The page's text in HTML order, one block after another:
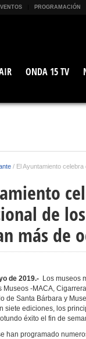
PROGRAMACIÓN
ONDA 15 TV
/ El Ayuntamiento
de
más de
de 2019.- Los museos
Museos -MACA,
de Santa Bárbara y
siete ediciones, los
éxito el fin de
han programado